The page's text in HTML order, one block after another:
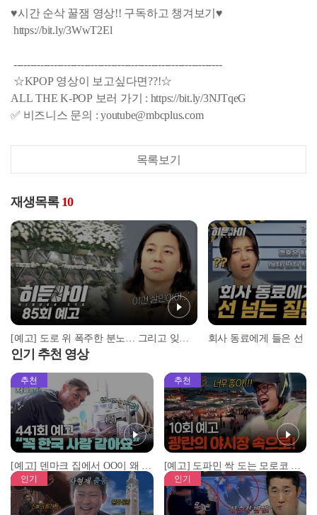
♥시간 순삭 꿀잼 영상!! 구독하고 챙겨보기♥
https://bit.ly/3WwT2El
--------------------------------------------------------------
☆KPOP 영상이 보고싶다면??!☆
ALL THE K-POP 보러 가기 : https://bit.ly/3NJTqeG
✅ 비즈니스 문의 : youtube@mbcplus.com
목록보기
재생목록 10
[예고] 도로 위 폭주한 분노… 그리고 잊을 수 없는 씨랜드 화재 참사
인기 추천 영상
추천
[예고] 덴마크 집에서 OO이 왜 나와...? 이상할 정도로 한국을 사랑하는 우리 형을 제보합니다!
추천
[예고] 도파민 싹 도는 모로코 야시장 투어!
인기 인기